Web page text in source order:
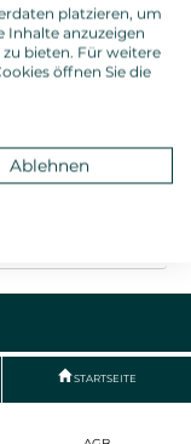
13,95 € *
2024
STARTSEITE
platzieren, um
Inhalte anzuzeigen
bieten. Für weitere
öffnen Sie die
Ablehnen